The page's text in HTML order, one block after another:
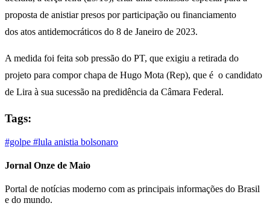
proposta de anistiar presos por participação ou financiamento
dos atos antidemocráticos do 8 de Janeiro de 2023.
A medida foi feita sob pressão do PT, que exigiu a retirada do
projeto para compor chapa de Hugo Mota (Rep), que é o candidato
de Lira à sua sucessão na predidência da Câmara Federal.
Tags:
#golpe #lula anistia bolsonaro
Jornal Onze de Maio
Portal de notícias moderno com as principais informações do Brasil
e do mundo.